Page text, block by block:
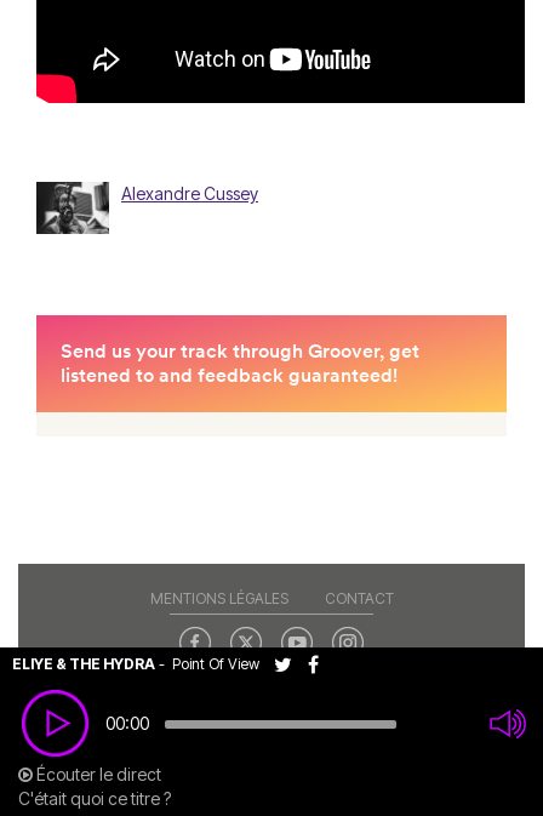
Alexandre Cussey
00:00
ELIYE & THE HYDRA - Point Of View
Écouter le direct
C'était quoi ce titre ?
MENTIONS LÉGALES CONTACT